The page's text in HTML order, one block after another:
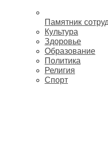
Памятник
Культура
Здоровье
Образование
Политика
Религия
Спорт